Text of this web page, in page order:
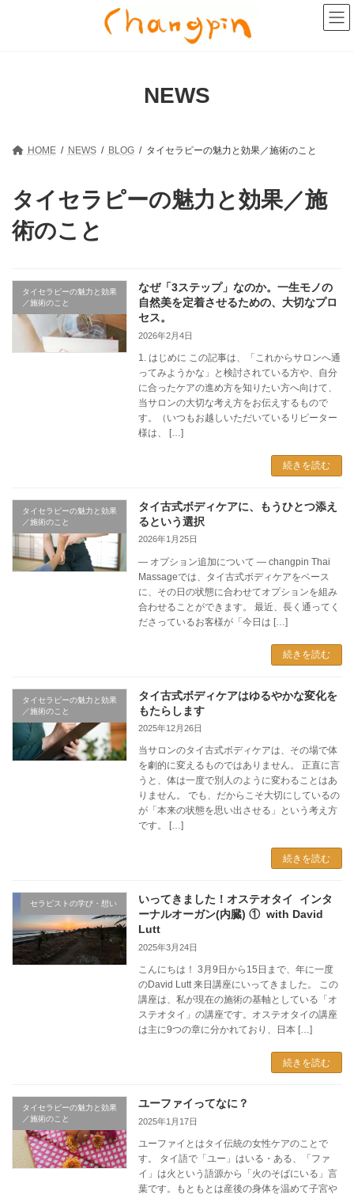
NEWS
HOME NEWS BLOG タイセラピーの魅力と効果／施術のこと
タイセラピーの魅力と効果／施
術のこと
タイセラピーの魅力と効果
／施術のこと
なぜ「3ステップ」なのか。一生モノの
自然美を定着させるための、大切なプロ
セス。
2026年2月4日
1. はじめに この記事は、「これからサロンへ通
ってみようかな」と検討されている方や、自分
に合ったケアの進め方を知りたい方へ向けて、
当サロンの大切な考え方をお伝えするもので
す。（いつもお越しいただいているリピーター
様は、 […]
続きを読む
タイセラピーの魅力と効果
／施術のこと
タイ古式ボディケアに、もうひとつ添え
るという選択
2026年1月25日
― オプション追加について ― changpin Thai
Massageでは、タイ古式ボディケアをベース
に、その日の状態に合わせてオプションを組み
合わせることができます。 最近、長く通ってく
ださっているお客様が「今日は […]
続きを読む
タイセラピーの魅力と効果
／施術のこと
タイ古式ボディケアはゆるやかな変化を
もたらします
2025年12月26日
当サロンのタイ古式ボディケアは、その場で体
を劇的に変えるものではありません。 正直に言
うと、体は一度で別人のように変わることはあ
りません。 でも、だからこそ大切にしているの
が「本来の状態を思い出させる」という考え方
です。 […]
続きを読む
セラピストの学び・想い
いってきました！オステオタイ インタ
ーナルオーガン(内臓) ① with David
Lutt
2025年3月24日
こんにちは！ 3月9日から15日まで、年に一度
のDavid Lutt 来日講座にいってきました。 この
講座は、私が現在の施術の基軸としている「オ
ステオタイ」の講座です。オステオタイの講座
は主に9つの章に分かれており、日本 […]
続きを読む
タイセラピーの魅力と効果
／施術のこと
ユーファイってなに？
2025年1月17日
ユーファイとはタイ伝統の女性ケアのことで
す。 タイ語で「ユー」はいる・ある、「ファ
イ」は火という語源から「火のそばにいる」言
葉です。もともとは産後の身体を温めて子宮や